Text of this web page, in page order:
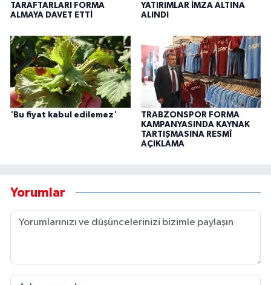
TARAFTARLARI FORMA
ALMAYA DAVET ETTİ
YATIRIMLAR İMZA ALTINA
ALINDI
'Bu fiyat kabul edilemez'
TRABZONSPOR FORMA
KAMPANYASINDA KAYNAK
TARTIŞMASINA RESMÎ
AÇIKLAMA
Yorumlar